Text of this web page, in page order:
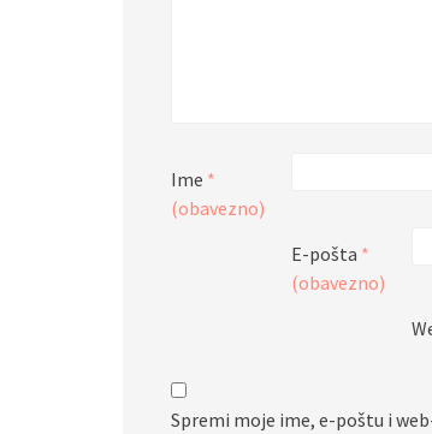
Ime *
(obavezno)
E-pošta *
(obavezno)
Spremi moje ime, e-poštu i